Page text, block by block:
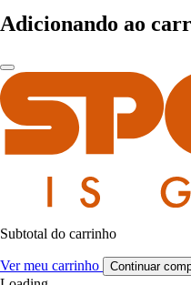
Adicionando ao
Subtotal do carrinho
Ver meu carrinho Continuar